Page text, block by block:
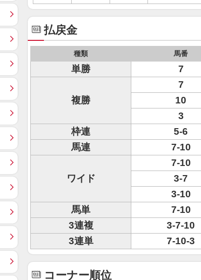
払戻金
種類 馬番
単勝 7
複勝
7
10
3
枠連
5-6
馬連
7-10
ワイド
7-10
3-7
3-10
馬単
7-10
3連複
3-7-10
3連単
7-10-3
コーナー順位